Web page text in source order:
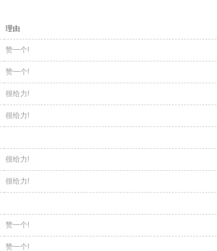
理由
赞一个!
赞一个!
很给力!
很给力!
很给力!
很给力!
赞一个!
赞一个!